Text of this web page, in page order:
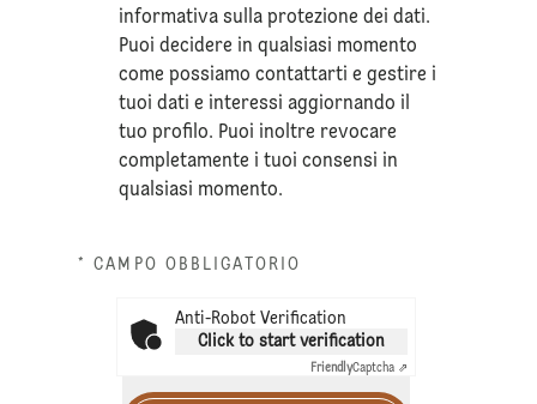
informativa sullaprotezione dei dati.
Puoi decidere in qualsiasi momento
come possiamo contattarti e gestire i
tuoi dati e interessi aggiornando il
tuo profilo. Puoi inoltre revocare
completamente i tuoi consensi in
qualsiasi momento.
* CAMPO OBBLIGATORIO
Anti-Robot Verification
Click to start verification
FriendlyCaptcha ⇗